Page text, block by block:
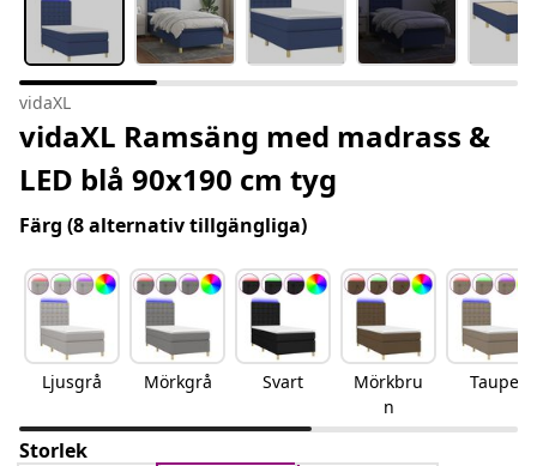
vidaXL
vidaXL Ramsäng med madrass &
LED blå 90x190 cm tyg
Färg (8 alternativ tillgängliga)
Ljusgrå Mörkgrå Svart
Mörkbru
n
Taupe
Storlek